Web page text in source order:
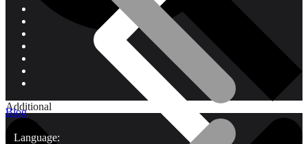
Additional
Language:
Blog